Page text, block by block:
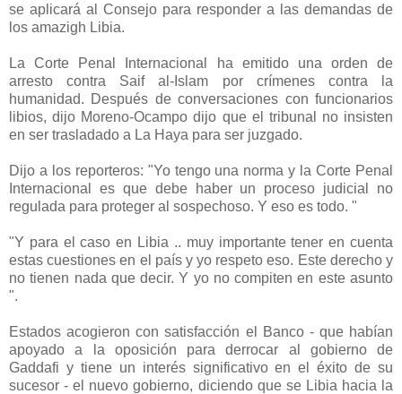
se aplicará al Consejo para responder a las demandas de
los amazigh Libia.
La Corte Penal Internacional ha emitido una orden de
arresto contra Saif al-Islam por crímenes contra la
humanidad. Después de conversaciones con funcionarios
libios, dijo Moreno-Ocampo dijo que el tribunal no insisten
en ser trasladado a La Haya para ser juzgado.
Dijo a los reporteros: "Yo tengo una norma y la Corte Penal
Internacional es que debe haber un proceso judicial no
regulada para proteger al sospechoso. Y eso es todo. "
"Y para el caso en Libia .. muy importante tener en cuenta
estas cuestiones en el país y yo respeto eso. Este derecho y
no tienen nada que decir. Y yo no compiten en este asunto
".
Estados acogieron con satisfacción el Banco - que habían
apoyado a la oposición para derrocar al gobierno de
Gaddafi y tiene un interés significativo en el éxito de su
sucesor - el nuevo gobierno, diciendo que se Libia hacia la